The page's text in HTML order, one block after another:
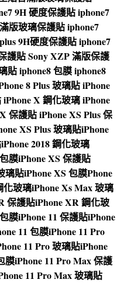
9H 硬度保護貼iphone7
版玻璃保護貼iphone7
9H硬度保護貼iphone7
護貼Sony XZP 滿版保護
貼iphone8 包膜iphone8
8 Plus 玻璃貼iPhone
iPhone X 鋼化玻璃iPhone
保護貼iPhone XS Plus 保
XS Plus 玻璃貼iPhone
iPhone 2018 鋼化玻璃
膜iPhone XS 保護貼
璃貼iPhone XS 包膜Phone
化玻璃iPhone Xs Max 玻璃
保護貼iPhone XR 鋼化玻
膜iPhone 11 保護貼iPhone
11 包膜iPhone 11 Pro
11 Pro 玻璃貼iPhone
膜iPhone 11 Pro Max 保護
11 Pro Max 玻璃貼